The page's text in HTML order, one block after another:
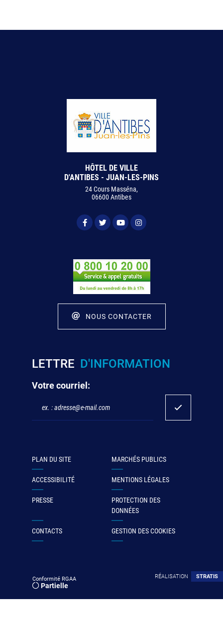
HÔTEL DE VILLE
D'ANTIBES - JUAN-LES-PINS
24 Cours Masséna,
06600 Antibes
NOUS CONTACTER
LETTRE D'INFORMATION
Votre courriel:
PLAN DU SITE MARCHÉS PUBLICS
ACCESSIBILITÉ MENTIONS LÉGALES
PRESSE
PROTECTION DES
DONNÉES
CONTACTS GESTION DES COOKIES
Conformité RGAA
Partielle
RÉALISATION STRATIS